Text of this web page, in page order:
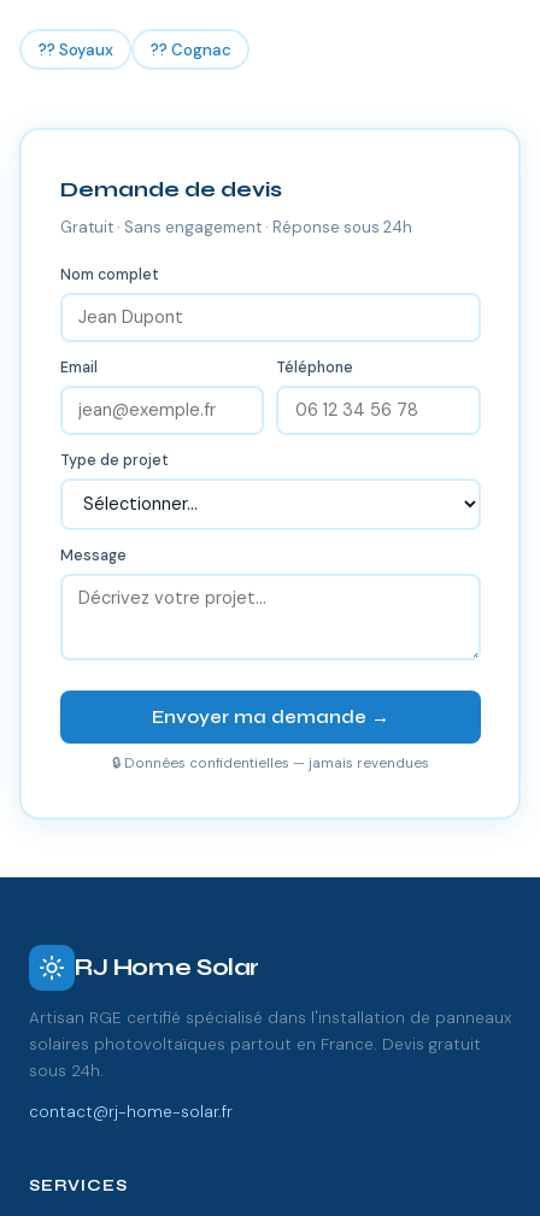
?? Soyaux ?? Cognac
Demande de devis
Gratuit · Sans engagement · Réponse sous 24h
Nom complet
Email Téléphone
Type de projet
Message
Envoyer ma demande →
🔒 Données confidentielles — jamais revendues
RJ Home Solar
Artisan RGE certifié spécialisé dans l'installation de panneaux
solaires photovoltaïques partout en France. Devis gratuit
sous 24h.
contact@rj-home-solar.fr
SERVICES